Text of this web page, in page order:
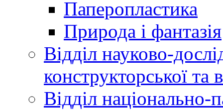
Паперопластика
Природа і фантазія
Відділ науково-
конструкторської та
Відділ національно-